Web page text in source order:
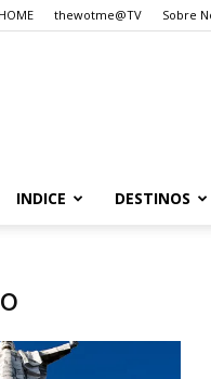
HOME thewotme@TV Sobre
INDICE DESTINOS